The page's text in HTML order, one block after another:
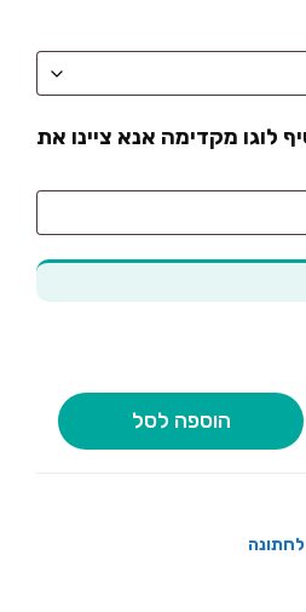
לוגו מקדימה אנא ציינו את
הוספה לסל